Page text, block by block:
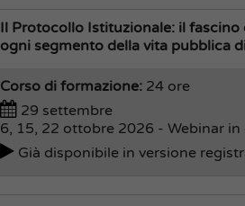
Il Protocollo Istituzionale: il
ogni segmento della vita pubblica
Corso di formazione: 24 ore
29 settembre
6, 15, 22 ottobre 2026 - Webinar
Già disponibile in versione